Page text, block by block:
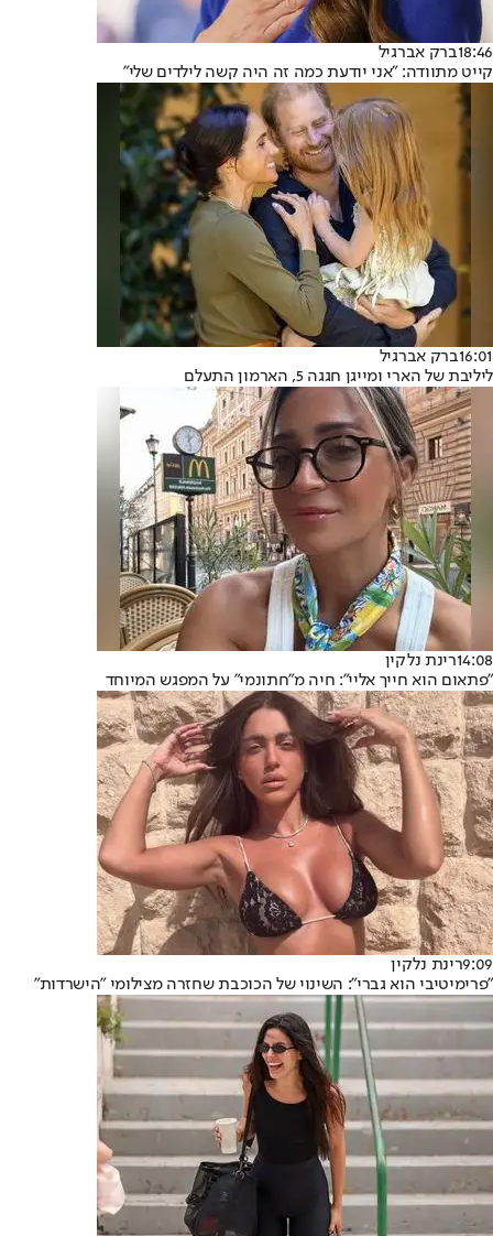
18:46ברק אברגיל
קייט מתוודה: "אני יודעת כמה זה היה קשה לילדים שלי"
16:01ברק אברגיל
ליליבת של הארי ומייגן חגגה 5, הארמון התעלם
14:08רינת נלקין
"פתאום הוא חייך אליי": חיה מ"חתונמי" על המפגש המיוחד
9:09רינת נלקין
"פרימיטיבי הוא גברי": השינוי של הכוכבת שחזרה מצילומי "הישרדות"